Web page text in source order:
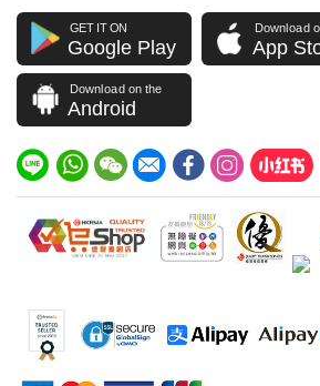
GET IT ON
Google Play
Download
App
Download on the
Android